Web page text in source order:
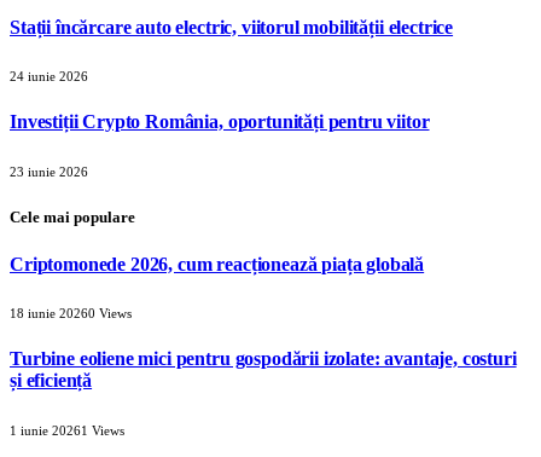
Stații încărcare auto electric, viitorul mobilității electrice
24 iunie 2026
Investiții Crypto România, oportunități pentru viitor
23 iunie 2026
Cele mai populare
Criptomonede 2026, cum reacționează piața globală
18 iunie 20260 Views
Turbine eoliene mici pentru gospodării izolate: avantaje, costuri
și eficiență
1 iunie 20261 Views